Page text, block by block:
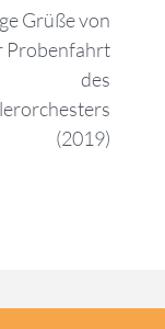
Grüße von
Probenfahrt
des
(2019)